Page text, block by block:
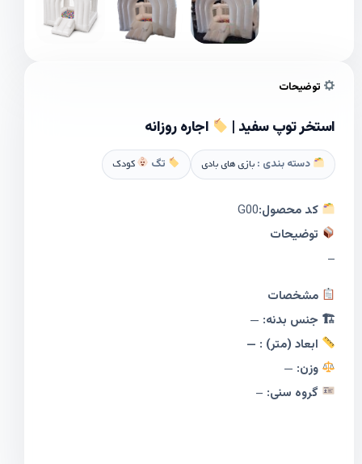
توضیحات
استخر توپ سفید | اجاره روزانه
دسته بندی : بازی های بادی تگ کودک
کد محصول:G00
توضیحات
–
مشخصات
🏗 جنس بدنه: —
ابعاد (متر) : —
وزن: —
گروه سنی: –